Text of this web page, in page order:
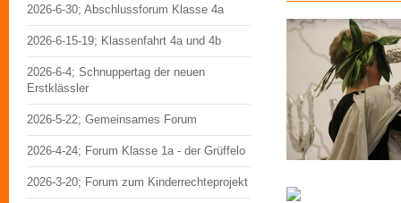
2026-6-30; Abschlussforum Klasse 4a
2026-6-15-19; Klassenfahrt 4a und 4b
2026-6-4; Schnuppertag der neuen
Erstklässler
2026-5-22; Gemeinsames Forum
2026-4-24; Forum Klasse 1a - der Grüffelo
2026-3-20; Forum zum Kinderrechteprojekt